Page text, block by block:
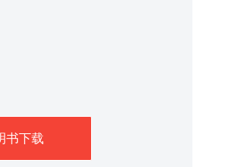
书下载